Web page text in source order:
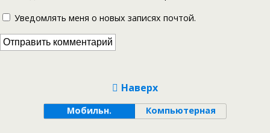
Уведомлять меня о новых записях почтой.
Наверх
Мобильн. Компьютерная